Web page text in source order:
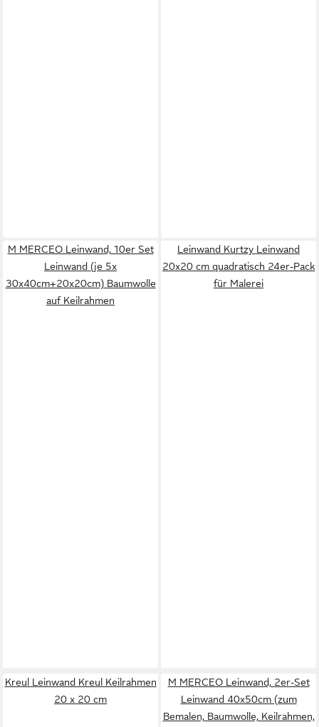
M MERCEO Leinwand, 10er Set
Leinwand (je 5x
30x40cm+20x20cm) Baumwolle
auf Keilrahmen
Leinwand Kurtzy Leinwand
20x20 cm quadratisch 24er-Pack
für Malerei
Kreul Leinwand Kreul Keilrahmen
20 x 20 cm
M MERCEO Leinwand, 2er-Set
Leinwand 40x50cm (zum
Bemalen, Baumwolle, Keilrahmen,